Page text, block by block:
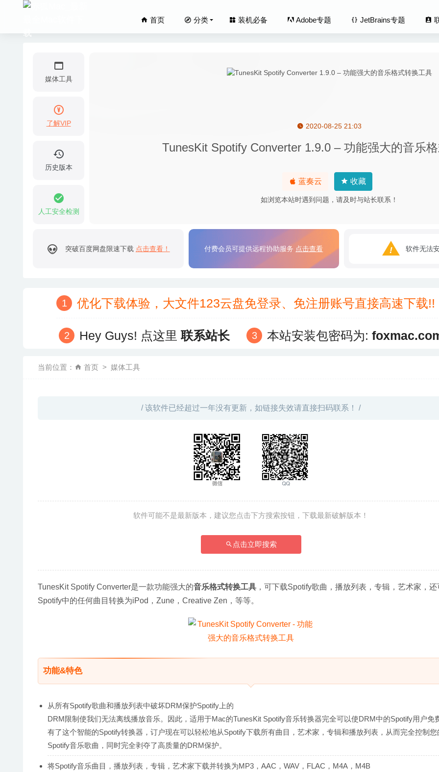
首页 分类 装机必备 Adobe专题 JetBrains专题
媒体工具
了解VIP
历史版本
人工安全检测
2020-08-25 21:03
TunesKit Spotify Converter 1.9.0 – 功能强大的音乐
蓝奏云 收藏
如浏览本站时遇到问题，请及时与站长联系！
突破百度网盘限速下载 点击查看！ 付费会员可提供远程协助服务 点击查看 软件无法
优化下载体验，大文件123云盘免登录、免注册账号直接高速下
Hey Guys! 点这里联系站长 本站安装包密码为:
当前位置： 首页 媒体工具
/ 该软件已经超过一年没有更新，如链接失效请直接扫码联系！ /
软件可能不是最新版本，建议您点击下方搜索按钮，下载最新破解版本！
点击立即搜索
TunesKit Spotify Converter是一款功能强大的音乐格式转换工具 ，可下载Spotify歌曲，播放列表，专辑，艺术家，
Spotify中的任何曲目转换为iPod，Zune，Creative Zen，等等。
功能&特色
从所有Spotify歌曲和播放列表中破坏DRM保护Spotify上的
DRM限制使我们无法离线播放音乐。因此，适用于Mac的TunesKit Spotify音乐转换器完全可以使DRM中的Spotify用户免
有了这个智能的Spotify转换器，订户现在可以轻松地从Spotify下载所有曲目，艺术家，专辑和播放列表，从而完全控制您
Spotify音乐歌曲，同时完全剥夺了高质量的DRM保护。
将Spotify音乐曲目，播放列表，专辑，艺术家下载并转换为MP3，AAC，WAV，FLAC，M4A，M4B
iRightMouse 1.0.8 RC1 for Mac中文版 最强大的Mac右键菜单扩展工具
Dropshare 5.6.3(5148) – 轻量简单的文件共享软件 2020-06-24
1Password 7.5 中文版-功能强大的密码管理工具 2020-07-03